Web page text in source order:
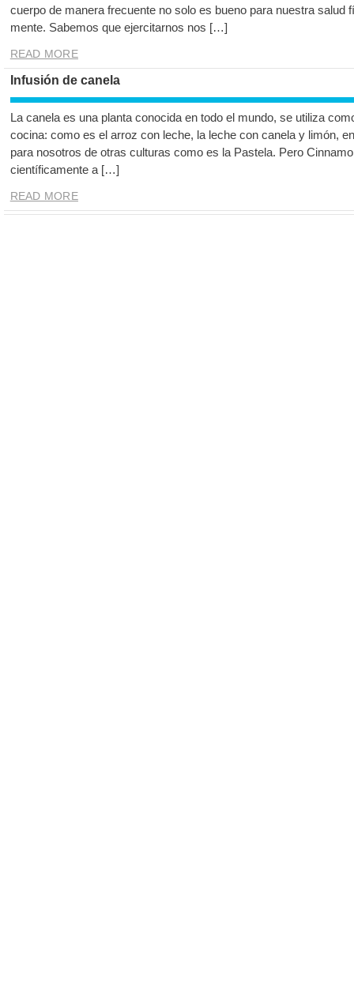
cuerpo de manera frecuente no solo es bueno para nuestra salud
mente. Sabemos que ejercitarnos nos […]
READ MORE
Infusión de canela
La canela es una planta conocida en todo el mundo, se utiliza
cocina: como es el arroz con leche, la leche con canela y limón,
para nosotros de otras culturas como es la Pastela. Pero
científicamente a […]
READ MORE